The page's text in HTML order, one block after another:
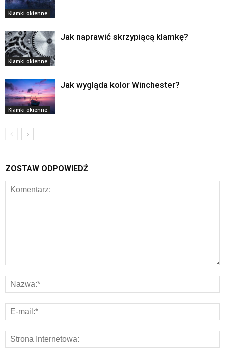
Klamki okienne
Klamki okienne
Jak naprawić skrzypiącą klamkę?
Klamki okienne
Jak wygląda kolor Winchester?
ZOSTAW ODPOWIEDŹ